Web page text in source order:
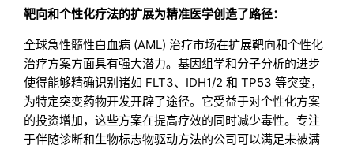
靶向和个性化疗法的扩展为精准医学创造了路径：
全球急性髓性白血病 (AML) 治疗市场在扩展靶向和个性化
治疗方案方面具有强大潜力。基因组学和分子分析的进步
使得能够精确识别诸如 FLT3、IDH1/2 和 TP53 等突变，
为特定突变药物开发开辟了途径。它受益于对个性化方案
的投资增加，这些方案在提高疗效的同时减少毒性。专注
于伴随诊断和生物标志物驱动方法的公司可以满足未被满